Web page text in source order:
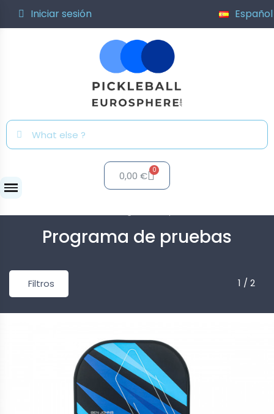
Iniciar sesión Español
0,00 €
Programa de pruebas
Filtros 1 / 2